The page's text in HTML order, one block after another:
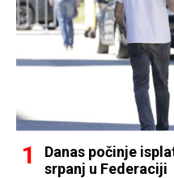
Danas počinje
srpanj u Federaciji